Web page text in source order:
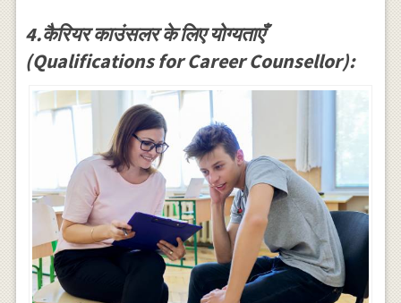
4.कैरियर काउंसलर के लिए योग्यताएँ
(Qualifications for Career Counsellor):